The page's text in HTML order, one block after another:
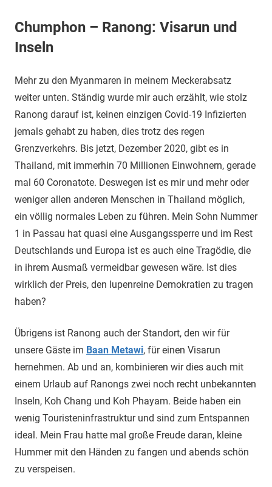
Chumphon – Ranong: Visarun und
Inseln
Mehr zu den Myanmaren in meinem Meckerabsatz
weiter unten. Ständig wurde mir auch erzählt, wie stolz
Ranong darauf ist, keinen einzigen Covid-19 Infizierten
jemals gehabt zu haben, dies trotz des regen
Grenzverkehrs. Bis jetzt, Dezember 2020, gibt es in
Thailand, mit immerhin 70 Millionen Einwohnern, gerade
mal 60 Coronatote. Deswegen ist es mir und mehr oder
weniger allen anderen Menschen in Thailand möglich,
ein völlig normales Leben zu führen. Mein Sohn Nummer
1 in Passau hat quasi eine Ausgangssperre und im Rest
Deutschlands und Europa ist es auch eine Tragödie, die
in ihrem Ausmaß vermeidbar gewesen wäre. Ist dies
wirklich der Preis, den lupenreine Demokratien zu tragen
haben?
Übrigens ist Ranong auch der Standort, den wir für
unsere Gäste im Baan Metawi, für einen Visarun
hernehmen. Ab und an, kombinieren wir dies auch mit
einem Urlaub auf Ranongs zwei noch recht unbekannten
Inseln, Koh Chang und Koh Phayam. Beide haben ein
wenig Touristeninfrastruktur und sind zum Entspannen
ideal. Mein Frau hatte mal große Freude daran, kleine
Hummer mit den Händen zu fangen und abends schön
zu verspeisen.